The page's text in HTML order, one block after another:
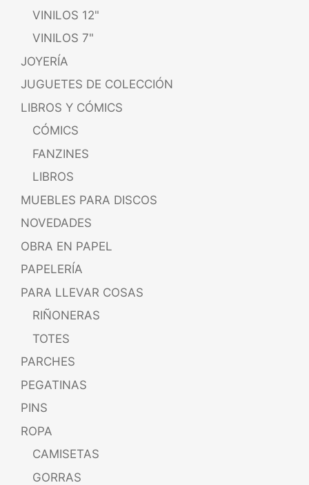
VINILOS 12"
VINILOS 7"
JOYERÍA
JUGUETES DE COLECCIÓN
LIBROS Y CÓMICS
CÓMICS
FANZINES
LIBROS
MUEBLES PARA DISCOS
NOVEDADES
OBRA EN PAPEL
PAPELERÍA
PARA LLEVAR COSAS
RIÑONERAS
TOTES
PARCHES
PEGATINAS
PINS
ROPA
CAMISETAS
GORRAS